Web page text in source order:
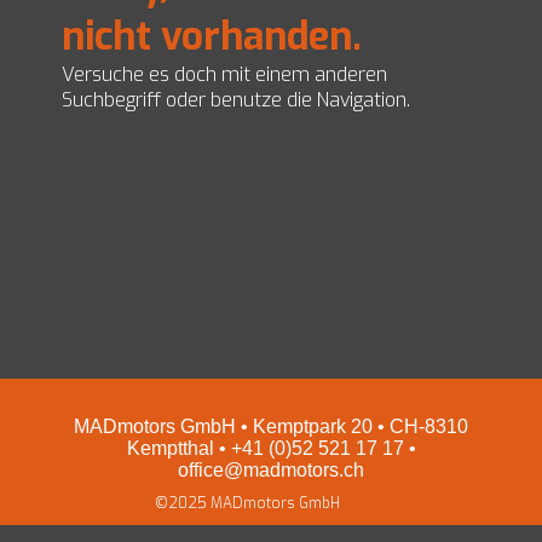
Impressum und Datenschutz
EZ Servolenkungen
Shop
nicht vorhanden.
Versuche es doch mit einem anderen
Suchbegriff oder benutze die Navigation.
MADmotors GmbH • Kemptpark 20 • CH-8310
Kemptthal • +41 (0)52 521 17 17 •
office@madmotors.ch
©2025 MADmotors GmbH